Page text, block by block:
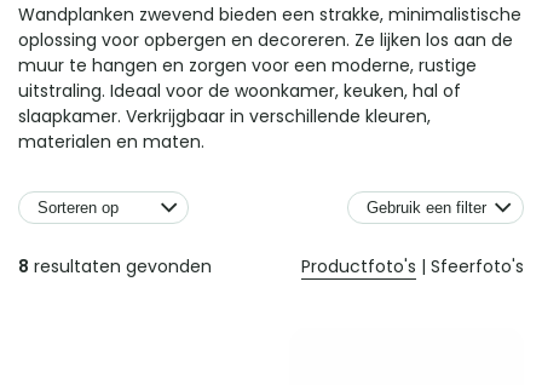
Wandplanken zwevend bieden een strakke, minimalistische
oplossing voor opbergen en decoreren. Ze lijken los aan de
muur te hangen en zorgen voor een moderne, rustige
uitstraling. Ideaal voor de woonkamer, keuken, hal of
slaapkamer. Verkrijgbaar in verschillende kleuren,
materialen en maten.
Producten
8 resultaten gevonden Productfoto's | Sfeerfoto's
Gebruik een filter